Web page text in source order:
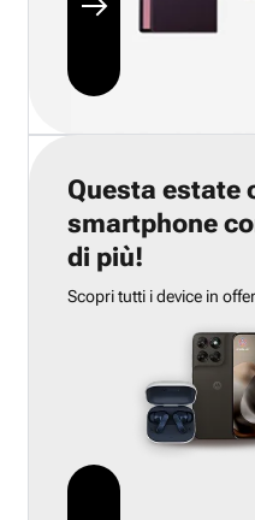
Questa estate
smartphone
di più!
Scopri tutti i device in